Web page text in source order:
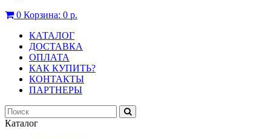
0 Корзина: 0 р.
КАТАЛОГ
ДОСТАВКА
ОПЛАТА
КАК КУПИТЬ?
КОНТАКТЫ
ПАРТНЕРЫ
Каталог